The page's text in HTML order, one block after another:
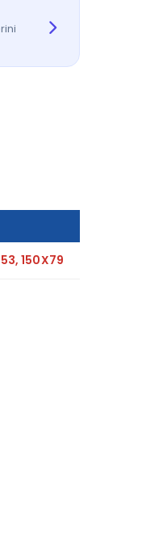
150X79